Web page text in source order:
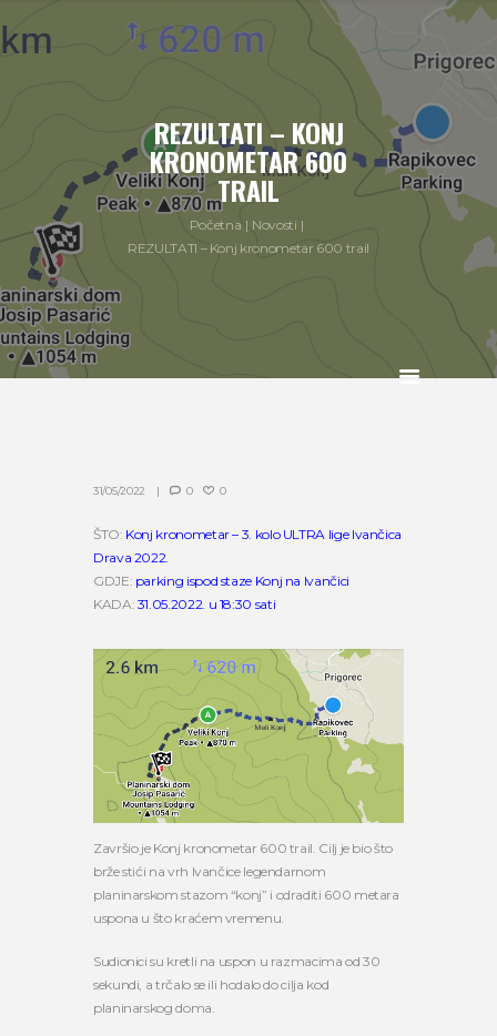
REZULTATI – KONJ
KRONOMETAR 600
TRAIL
Početna
Novosti
REZULTATI – Konj kronometar 600 trail
31/05/2022 0 0
ŠTO: Konj kronometar – 3. kolo ULTRA lige Ivančica
Drava 2022.
GDJE: parking ispod staze Konj na Ivančici
KADA: 31.05.2022. u 18:30 sati
Završio je Konj kronometar 600 trail. Cilj je bio što
brže stići na vrh Ivančice legendarnom
planinarskom stazom “konj” i odraditi 600 metara
uspona u što kraćem vremenu.
Sudionici su kretli na uspon u razmacima od 30
sekundi, a trčalo se ili hodalo do cilja kod
planinarskog doma.